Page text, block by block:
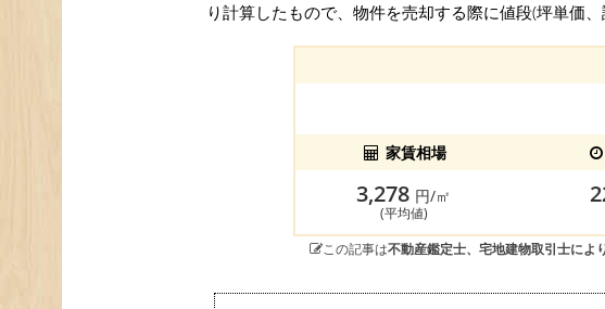
り計算したもので、物件を売却する際に値段(坪単価
家賃相場
3,278 円/㎡
(平均値)
この記事は不動産鑑定士、宅地建物取引士によ